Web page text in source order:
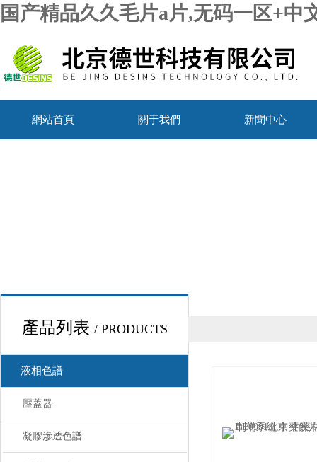
国产精品久久毛片a片,无码一区+
網站首頁 關于我們 新聞中心
產品列表 / PRODUCTS
液相色譜
壓蓋器
凝膠滲透色譜